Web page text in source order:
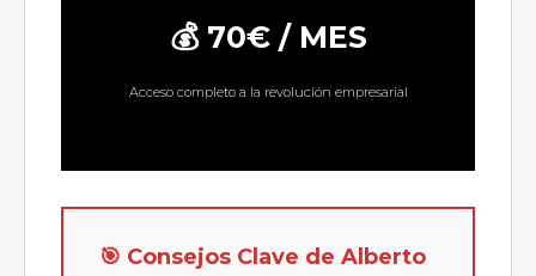
💰 70€ / MES
Acceso completo a la revolución empresarial
🎯 Consejos Clave de Alberto